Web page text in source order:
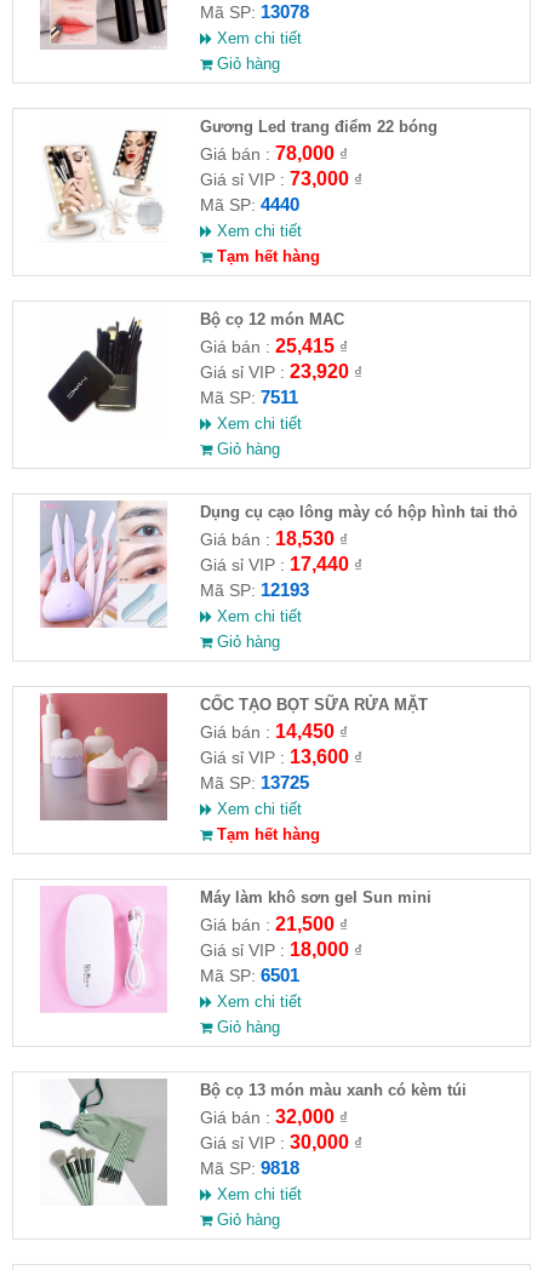
Mã SP: 13078
Xem chi tiết
Giỏ hàng
Gương Led trang điểm 22 bóng
Giá bán : 78,000₫
Giá sỉ VIP : 73,000₫
Mã SP: 4440
Xem chi tiết
Tạm hết hàng
Bộ cọ 12 món MAC
Giá bán : 25,415₫
Giá sỉ VIP : 23,920₫
Mã SP: 7511
Xem chi tiết
Giỏ hàng
Dụng cụ cạo lông mày có hộp hình tai thỏ
Giá bán : 18,530₫
Giá sỉ VIP : 17,440₫
Mã SP: 12193
Xem chi tiết
Giỏ hàng
CỐC TẠO BỌT SỮA RỬA MẶT
Giá bán : 14,450₫
Giá sỉ VIP : 13,600₫
Mã SP: 13725
Xem chi tiết
Tạm hết hàng
Máy làm khô sơn gel Sun mini
Giá bán : 21,500₫
Giá sỉ VIP : 18,000₫
Mã SP: 6501
Xem chi tiết
Giỏ hàng
Bộ cọ 13 món màu xanh có kèm túi
Giá bán : 32,000₫
Giá sỉ VIP : 30,000₫
Mã SP: 9818
Xem chi tiết
Giỏ hàng